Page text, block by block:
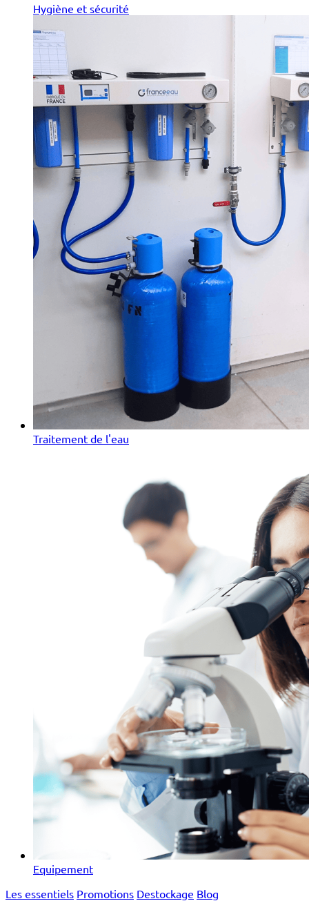
Hygiène et sécurité
Traitement de l'eau
Equipement
Les essentiels Promotions Destockage Blog